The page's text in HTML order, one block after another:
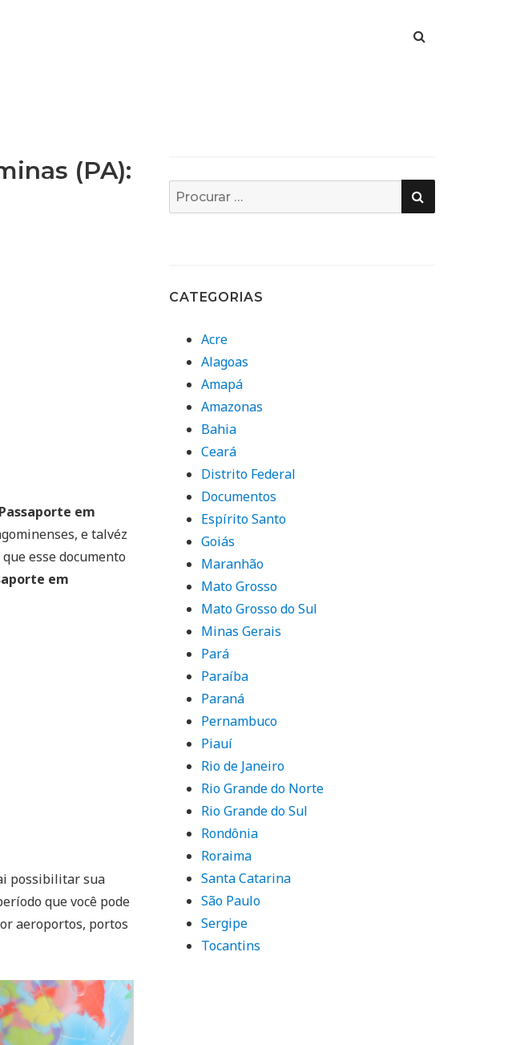
(PA):
em
e talvéz
esse documento
em
possibilitar sua
que você pode
aeroportos, portos
Busca
por:
PESQUISA
CATEGORIAS
Acre
Alagoas
Amapá
Amazonas
Bahia
Ceará
Distrito Federal
Documentos
Espírito Santo
Goiás
Maranhão
Mato Grosso
Mato Grosso do Sul
Minas Gerais
Pará
Paraíba
Paraná
Pernambuco
Piauí
Rio de Janeiro
Rio Grande do Norte
Rio Grande do Sul
Rondônia
Roraima
Santa Catarina
São Paulo
Sergipe
Tocantins